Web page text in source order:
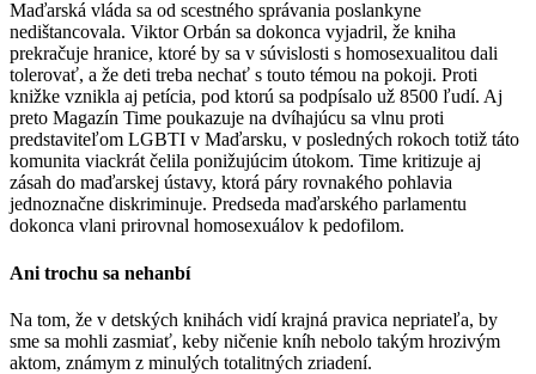
Maďarská vláda sa od scestného správania poslankyne
nedištancovala. Viktor Orbán sa dokonca vyjadril, že kniha
prekračuje hranice, ktoré by sa v súvislosti s homosexualitou dali
tolerovať, a že deti treba nechať s touto témou na pokoji. Proti
knižke vznikla aj petícia, pod ktorú sa podpísalo už 8500 ľudí. Aj
preto Magazín Time poukazuje na dvíhajúcu sa vlnu proti
predstaviteľom LGBTI v Maďarsku, v posledných rokoch totiž táto
komunita viackrát čelila ponižujúcim útokom. Time kritizuje aj
zásah do maďarskej ústavy, ktorá páry rovnakého pohlavia
jednoznačne diskriminuje. Predseda maďarského parlamentu
dokonca vlani prirovnal homosexuálov k pedofilom.
Ani trochu sa nehanbí
Na tom, že v detských knihách vidí krajná pravica nepriateľa, by
sme sa mohli zasmiať, keby ničenie kníh nebolo takým hrozivým
aktom, známym z minulých totalitných zriadení.